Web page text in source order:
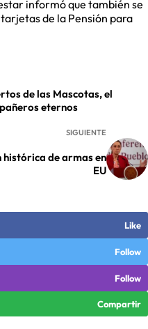
informó que también se
de la Pensión para
de las Mascotas, el
eternos
SIGUIENTE
histórica de armas en
EU
Like
Follow
Follow
Compartir